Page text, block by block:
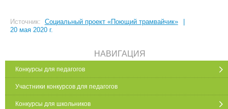
Источник: Социальный проект «Поющий трамвайчик»
|
20 мая 2020 г.
НАВИГАЦИЯ
Конкурсы для педагогов
Участники конкурсов для педагогов
Конкурсы для школьников